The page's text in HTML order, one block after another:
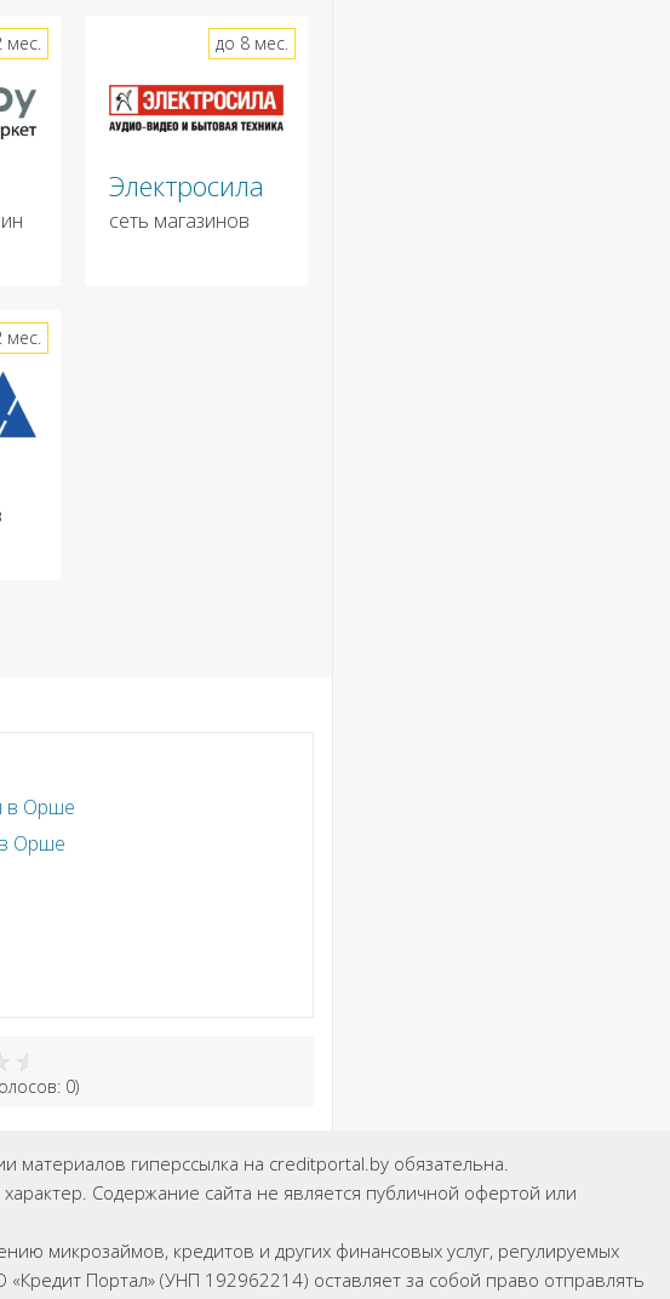
мес.
Электросила
сеть магазинов
до 8 мес.
мес.
в Орше
Орше
0)
материалов гиперссылка на creditportal.by обязательна.
Содержание сайта не является публичной офертой или
микрозаймов, кредитов и других финансовых услуг, регулируемых
Портал» (УНП 192962214) оставляет за собой право отправлять